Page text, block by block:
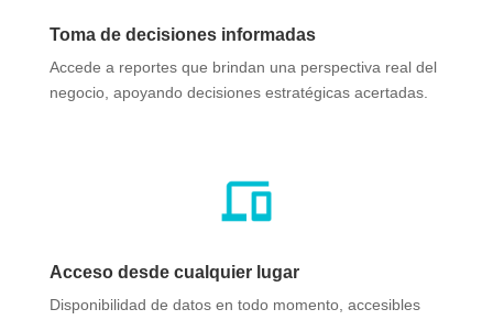
Toma de decisiones informadas
Accede a reportes que brindan una perspectiva real del
negocio, apoyando decisiones estratégicas acertadas.​
Acceso desde cualquier lugar
Disponibilidad de datos en todo momento, accesibles